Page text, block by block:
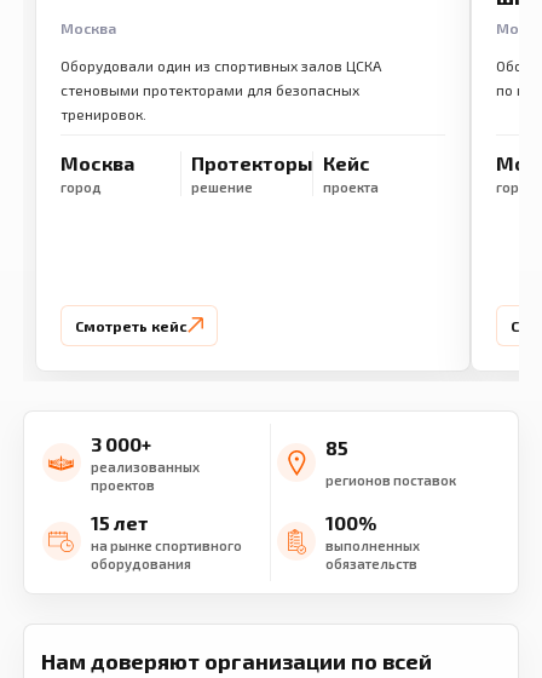
Москва
Оборудовали один из спортивных залов ЦСКА
стеновыми протекторами для безопасных
тренировок.
Москва
город
Протекторы
решение
Кейс
проекта
Смотреть кейс
по
город
3 000+
реализованных
проектов
85
регионов поставок
15 лет
на рынке спортивного
оборудования
100%
выполненных
обязательств
Нам доверяют организации по всей